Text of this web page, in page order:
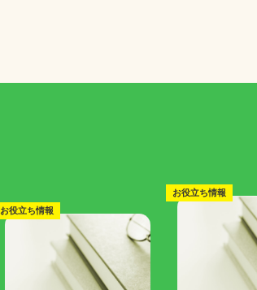
お役立ち情報
お役立ち情報